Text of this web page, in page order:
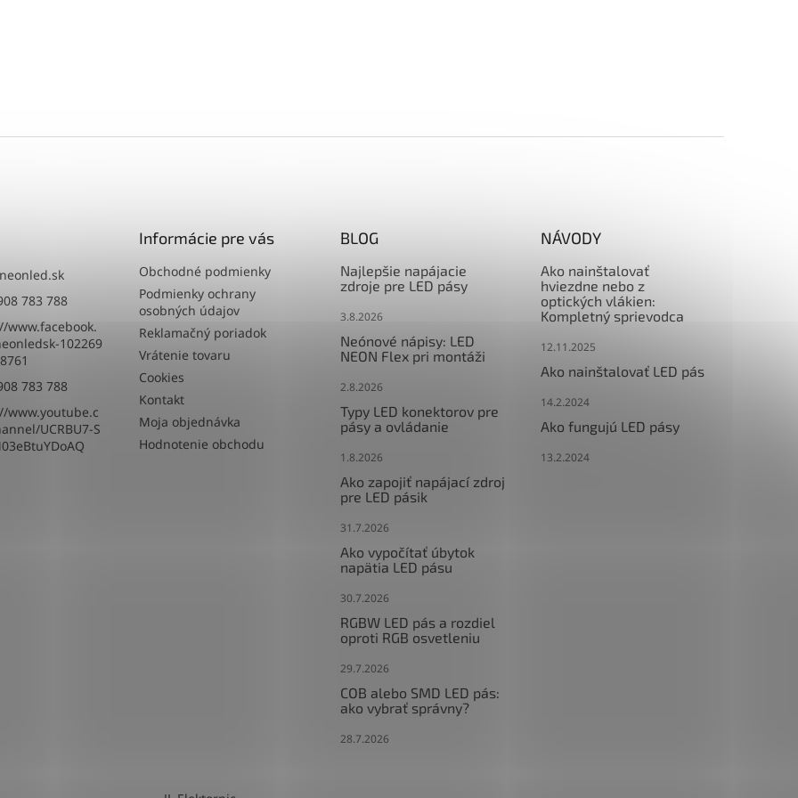
neonled.sk
783 788
www.facebook.
102269
783 788
www.youtube.c
UCRBU7-S
Informácie pre vás
Obchodné podmienky
Podmienky ochrany
osobných údajov
Reklamačný poriadok
Vrátenie tovaru
Cookies
Kontakt
Moja objednávka
Hodnotenie obchodu
BLOG
Najlepšie napájacie
zdroje pre LED pásy
3.8.2026
Neónové nápisy: LED
NEON Flex pri montáži
2.8.2026
Typy LED konektorov pre
pásy a ovládanie
1.8.2026
Ako zapojiť napájací zdroj
pre LED pásik
31.7.2026
Ako vypočítať úbytok
napätia LED pásu
30.7.2026
RGBW LED pás a rozdiel
oproti RGB osvetleniu
29.7.2026
COB alebo SMD LED pás:
ako vybrať správny?
28.7.2026
NÁVODY
Ako nainštalovať
hviezdne nebo z
optických vlákien:
Kompletný sprievodca
12.11.2025
Ako nainštalovať LED pás
14.2.2024
Ako fungujú LED pásy
13.2.2024